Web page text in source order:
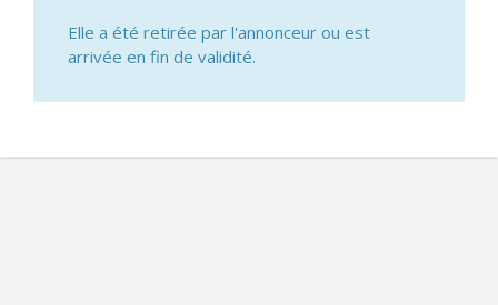
Elle a été retirée par l'annonceur ou est
arrivée en fin de validité.